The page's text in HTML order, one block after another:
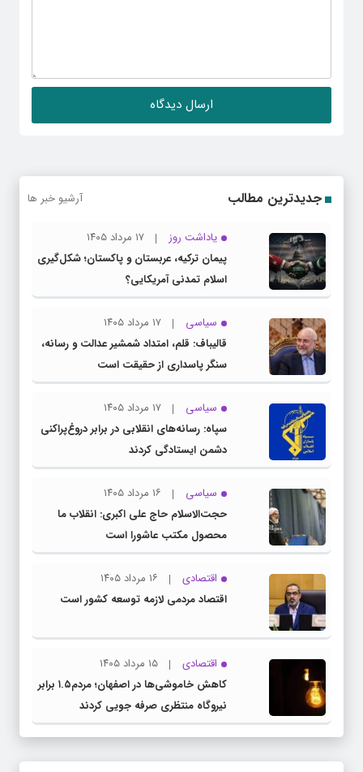
جدیدترین مطالب آرشیو خبر ها
یاداشت روز
۱۷ مرداد ۱۴۰۵
پیمان ترکیه، عربستان و پاکستان؛ شکل‌گیری
اسلام تمدنی آمریکایی؟
سیاسی
۱۷ مرداد ۱۴۰۵
قالیباف: قلم، امتداد شمشیر عدالت و رسانه،
سنگر پاسداری از حقیقت است
سیاسی
۱۷ مرداد ۱۴۰۵
سپاه: رسانه‌های انقلابی در برابر دروغ‌پراکنی
دشمن ایستادگی کردند
سیاسی
۱۶ مرداد ۱۴۰۵
حجت‌الاسلام حاج علی اکبری: انقلاب ما
محصول مکتب عاشورا است
اقتصادی
۱۶ مرداد ۱۴۰۵
اقتصاد مردمی لازمه توسعه کشور است
اقتصادی
۱۵ مرداد ۱۴۰۵
کاهش خاموشی‌ها در اصفهان؛ مردم۱.۵ برابر
نیروگاه منتظری صرفه جویی کردند